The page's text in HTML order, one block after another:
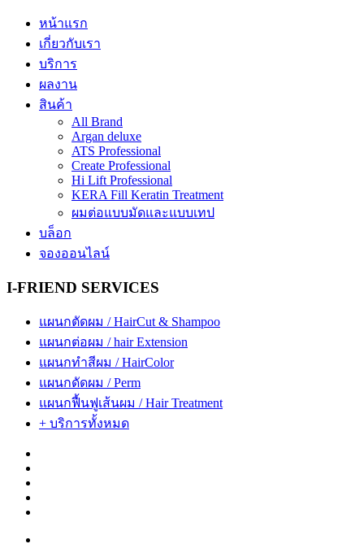
หน้าแรก
เกี่ยวกับเรา
บริการ
ผลงาน
สินค้า
All Brand
Argan deluxe
ATS Professional
Create Professional
Hi Lift Professional
KERA Fill Keratin Treatment
ผมต่อแบบมัดและแบบเทป
บล็อก
จองออนไลน์
I-FRIEND SERVICES
แผนกตัดผม / HairCut & Shampoo
แผนกต่อผม / hair Extension
แผนกทำสีผม / HairColor
แผนกดัดผม / Perm
แผนกฟื้นฟูเส้นผม / Hair Treatment
+ บริการทั้งหมด